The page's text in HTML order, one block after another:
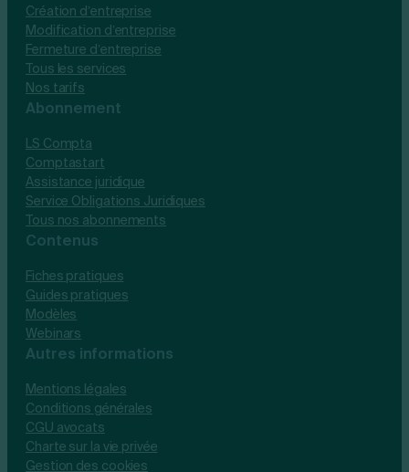
Création d’entreprise
Modification d’entreprise
Fermeture d’entreprise
Tous les services
Nos tarifs
Abonnement
LS Compta
Comptastart
Assistance juridique
Service Obligations Juridiques
Tous nos abonnements
Contenus
Fiches pratiques
Guides pratiques
Modèles
Webinars
Autres informations
Mentions légales
Conditions générales
CGU avocats
Charte sur la vie privée
Gestion des cookies